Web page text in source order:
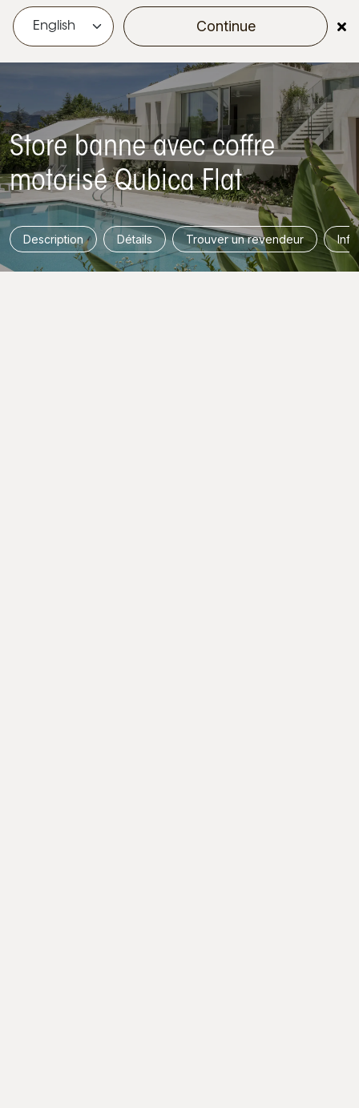
Continue
Store banne avec coffre
motorisé Qubica Flat
Description Détails Trouver un revendeur